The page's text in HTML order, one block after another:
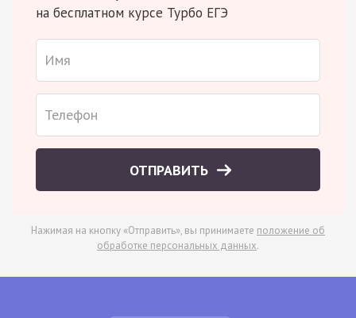
на бесплатном курсе Турбо ЕГЭ
ОТПРАВИТЬ
Нажимая на кнопку «Отправить», вы принимаете положение об
обработке персональных данных.